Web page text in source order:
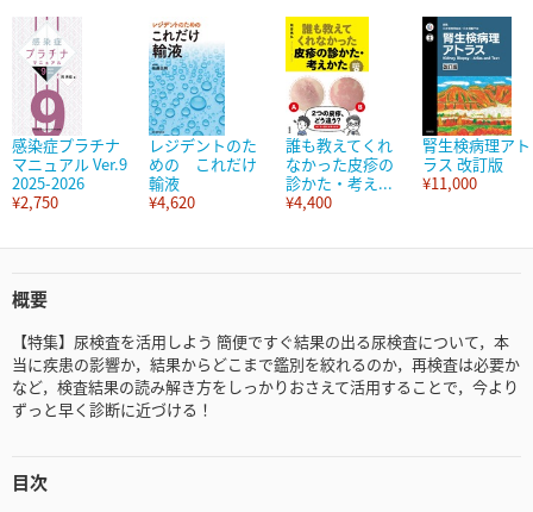
感染症プラチナ
マニュアル Ver.9
2025-2026
¥2,750
レジデントのた
めの これだけ
輸液
¥4,620
誰も教えてくれ
なかった皮疹の
診かた・考え...
¥4,400
腎生検病理アト
ラス 改訂版
¥11,000
概要
【特集】尿検査を活用しよう 簡便ですぐ結果の出る尿検査について，本
当に疾患の影響か，結果からどこまで鑑別を絞れるのか，再検査は必要か
など，検査結果の読み解き方をしっかりおさえて活用することで，今より
ずっと早く診断に近づける！
目次